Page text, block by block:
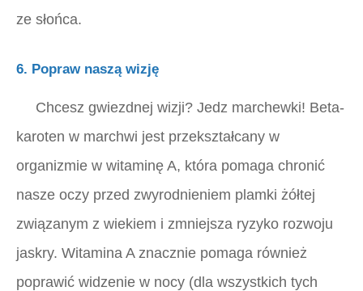
ze słońca.
6. Popraw naszą wizję
Chcesz gwiezdnej wizji? Jedz marchewki! Beta-
karoten w marchwi jest przekształcany w
organizmie w witaminę A, która pomaga chronić
nasze oczy przed zwyrodnieniem plamki żółtej
związanym z wiekiem i zmniejsza ryzyko rozwoju
jaskry. Witamina A znacznie pomaga również
poprawić widzenie w nocy (dla wszystkich tych